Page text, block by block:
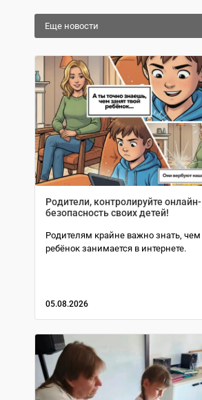
Еще новости
Родители, контролируйте онлайн-
безопасность своих детей!
Родителям крайне важно знать, чем
ребёнок занимается в интернете.
05.08.2026